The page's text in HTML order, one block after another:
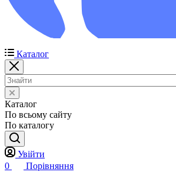
Каталог
Каталог
По всьому сайту
По каталогу
Увійти
0
Порівняння